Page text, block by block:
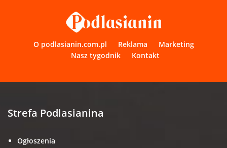
O podlasianin.com.pl Reklama
Marketing
Nasz tygodnik
Kontakt
Strefa Podlasianina
Ogłoszenia